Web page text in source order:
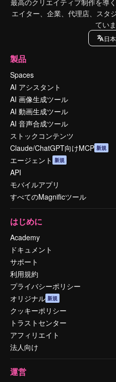
最高のクリエイティブ制作を導
エイター、企業、代理店、スタ
ていま
日
製品
Spaces
AI アシスタント
AI 画像生成ツール
AI 動画生成ツール
AI 音声合成ツール
ストックコンテンツ
Claude/ChatGPT向けMCP 新規
エージェント 新規
API
モバイルアプリ
すべてのMagnificツール
はじめに
Academy
ドキュメント
サポート
利用規約
プライバシーポリシー
オリジナル 新規
クッキーポリシー
トラストセンター
アフィリエイト
法人向け
運営